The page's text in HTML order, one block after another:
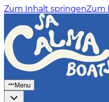
Zum Inhalt springenZum
Menu